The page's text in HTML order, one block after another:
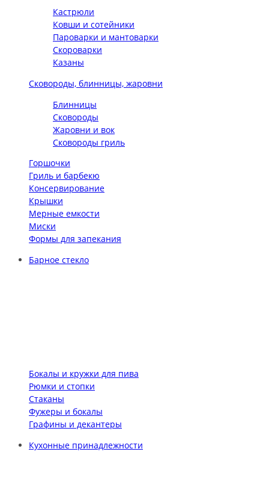
Кастрюли
Ковши и сотейники
Пароварки и мантоварки
Скороварки
Казаны
Сковороды, блинницы, жаровни
Блинницы
Сковороды
Жаровни и вок
Сковороды гриль
Горшочки
Гриль и барбекю
Консервирование
Крышки
Мерные емкости
Миски
Формы для запекания
Барное стекло
Бокалы и кружки для пива
Рюмки и стопки
Стаканы
Фужеры и бокалы
Графины и декантеры
Кухонные принадлежности